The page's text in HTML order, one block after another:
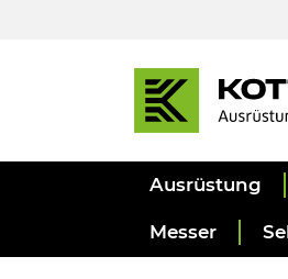
Ausrüstung
Messer